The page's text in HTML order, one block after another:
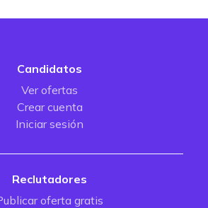
Candidatos
Ver ofertas
Crear cuenta
Iniciar sesión
Reclutadores
oferta gratis